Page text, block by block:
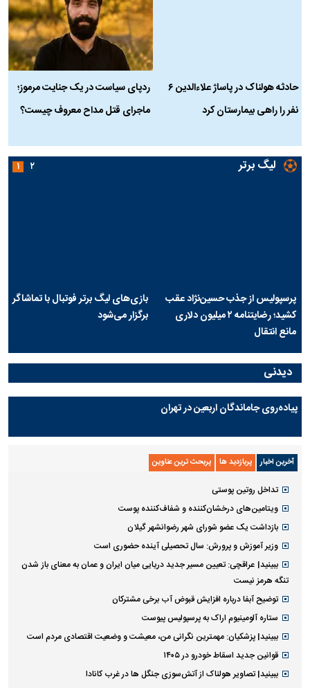
حادثه هولناک در پاساژ علاءالدین ۶
نفر را راهی بیمارستان کرد
ردپای سیاست در یک جنایت مرموز؛
ماجرای قتل مداح معروف چیست؟
لیگ برتر
پرسپولیس از جذب حسین‌نژاد عقب
کشید؛ رضایتنامه ۲ میلیون دلاری
مانع انتقال
بازی‌های لیگ برتر فوتبال با تماشاگر
برگزار می‌شود
۱ ۲
دیدنی
پیاده‌روی جاماندگان اربعین در تهران
آخرین اخبار پربازدید ها پربحث ترین عناوین
تداخل روتین پوستی